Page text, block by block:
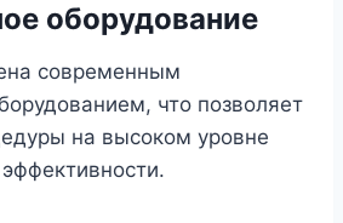
оборудование
современным
что позволяет
на высоком уровне